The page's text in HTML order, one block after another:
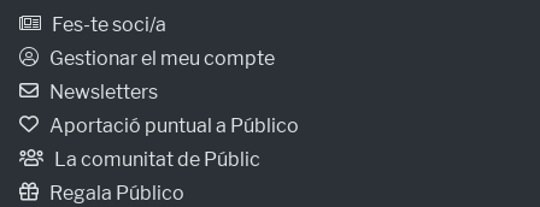
Fes-te soci/a
Gestionar el meu compte
Newsletters
Aportació puntual a Público
La comunitat de Públic
Regala Público